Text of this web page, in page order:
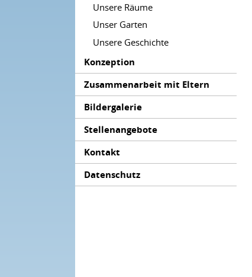
Unsere Räume
Unser Garten
Unsere Geschichte
Konzeption
Zusammenarbeit mit Eltern
Bildergalerie
Stellenangebote
Kontakt
Datenschutz